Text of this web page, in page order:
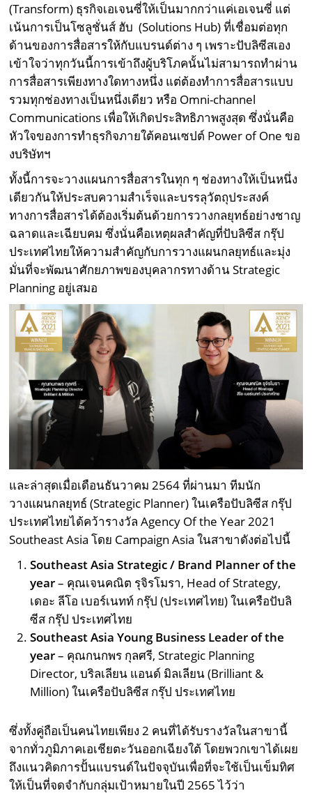
(Transform) ธุรกิจเอเจนซี่ให้เป็นมากกว่าแค่เอเจนซี่ แต่
เน้นการเป็นโซลูชั่นส์ ฮับ (Solutions Hub) ที่เชื่อมต่อทุก
ด้านของการสื่อสารให้กับแบรนด์ต่าง ๆ เพราะปับลิซีสเอง
เข้าใจว่าทุกวันนี้การเข้าถึงผู้บริโภคนั้นไม่สามารถทำผ่าน
การสื่อสารเพียงทางใดทางหนึ่ง แต่ต้องทำการสื่อสารแบบ
รวมทุกช่องทางเป็นหนึ่งเดียว หรือ Omni-channel
Communications เพื่อให้เกิดประสิทธิภาพสูงสุด ซึ่งนั่นคือ
หัวใจของการทำธุรกิจภายใต้คอนเซปต์ Power of One ขอ
งบริษัทฯ
ทั้งนี้การจะวางแผนการสื่อสารในทุก ๆ ช่องทางให้เป็นหนึ่ง
เดียวกันให้ประสบความสำเร็จและบรรลุวัตถุประสงค์
ทางการสื่อสารได้ต้องเริ่มต้นด้วยการวางกลยุทธ์อย่างชาญ
ฉลาดและเฉียบคม ซึ่งนั่นคือเหตุผลสำคัญที่ปับลิซีส กรุ๊ป
ประเทศไทยให้ความสำคัญกับการวางแผนกลยุทธ์และมุ่ง
มั่นที่จะพัฒนาศักยภาพของบุคลากรทางด้าน Strategic
Planning อยู่เสมอ
และล่าสุดเมื่อเดือนธันวาคม 2564 ที่ผ่านมา ทีมนัก
วางแผนกลยุทธ์ (Strategic Planner) ในเครือปับลิซีส กรุ๊ป
ประเทศไทยได้คว้ารางวัล Agency Of the Year 2021
Southeast Asia โดย Campaign Asia ในสาขาดังต่อไปนี้
Southeast Asia Strategic / Brand Planner of the
year– คุณเจนคณิต รุจิรโมรา, Head of Strategy,
เดอะ ลีโอ เบอร์เนทท์ กรุ๊ป (ประเทศไทย) ในเครือปับลิ
ซีส กรุ๊ป ประเทศไทย
Southeast Asia Young Business Leader of the
year– คุณกนกพร กุลศรี, Strategic Planning
Director, บริลเลียน แอนด์ มิลเลียน (Brilliant &
Million) ในเครือปับลิซีส กรุ๊ป ประเทศไทย
ซึ่งทั้งคู่ถือเป็นคนไทยเพียง 2 คนที่ได้รับรางวัลในสาขานี้
จากทั่วภูมิภาคเอเชียตะวันออกเฉียงใต้ โดยพวกเขาได้เผย
ถึงแนวคิดการปั้นแบรนด์ในปัจจุบันเพื่อที่จะใช้เป็นเข็มทิศ
ให้เป็นที่จดจำกับกลุ่มเป้าหมายในปี 2565 ไว้ว่า